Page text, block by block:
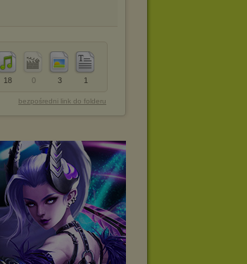
1
3
0
18
bezpośredni link do folderu